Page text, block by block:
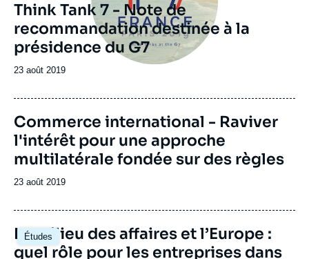
Think Tank 7 - Note de
recommandation destinée à la
présidence du G7
Date
publication
23 août 2019
Image
de
couverture
la
Commerce international - Raviver
l'intérêt pour une approche
multilatérale fondée sur des règles
Date
publication
23 août 2019
Études
Image
principale
Le milieu des affaires et l’Europe :
quel rôle pour les entreprises dans